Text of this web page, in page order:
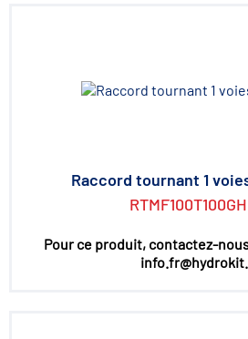
Raccord tournant 1
Pour ce produit, contactez-nous